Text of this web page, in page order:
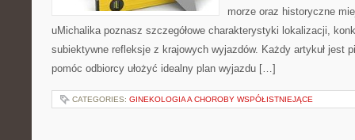
morze oraz historyczne
uMichalika poznasz szczegółowe charakterystyki lokalizacji,
subiektywne refleksje z krajowych wyjazdów. Każdy artykuł jest
pomóc odbiorcy ułożyć idealny plan wyjazdu […]
CATEGORIES: GINEKOLOGIA A CHOROBY WSPÓŁISTNIEJĄCE